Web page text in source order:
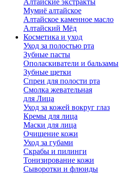
Алтайские экстракты
Мумиё алтайское
Алтайское каменное масло
Алтайский Мёд
Косметика и уход
Уход за полостью рта
Зубные пасты
Ополаскиватели и бальзамы
Зубные щетки
Спреи для полости рта
Смолка жевательная
для Лица
Уход за кожей вокруг глаз
Кремы для лица
Маски для лица
Очищение кожи
Уход за губами
Скрабы и пилинги
Тонизирование кожи
Сыворотки и флюиды